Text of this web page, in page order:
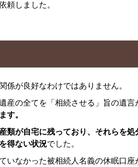
頼しました。
係が良好なわけではありません。
産の全てを「相続させる」旨の遺言
す。
類が自宅に残っており、それらを
得ない状況でした。
いなかった被相続人名義の休眠口座